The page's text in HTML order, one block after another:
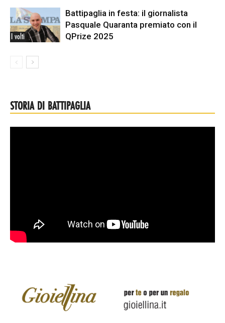
I volti
Battipaglia in festa: il giornalista
Pasquale Quaranta premiato con il
QPrize 2025
STORIA DI BATTIPAGLIA